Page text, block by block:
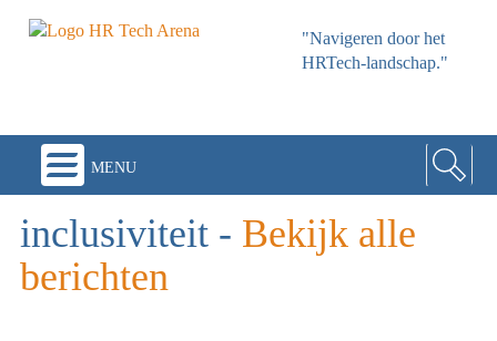
"Navigeren door het
HRTech-landschap."
menu
inclusiviteit - Bekijk alle
berichten